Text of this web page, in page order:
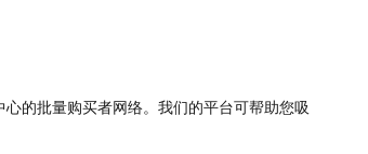
的批量购买者网络。我们的平台可帮助您吸